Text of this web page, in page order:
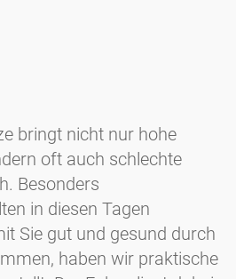
bringt nicht nur hohe
oft auch schlechte
Besonders
in diesen Tagen
Sie gut und gesund durch
haben wir praktische